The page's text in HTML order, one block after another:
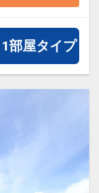
す。
ます。
車で約15
50分
：
部屋タイプ